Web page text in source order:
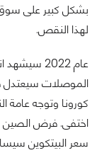
بشكل كبير على
لهذا النقص.
عام 2022
الموصلات سيعتدل
كورونا وتوجه عامة
اختفى. فرض الصين
سعر البيتكوين